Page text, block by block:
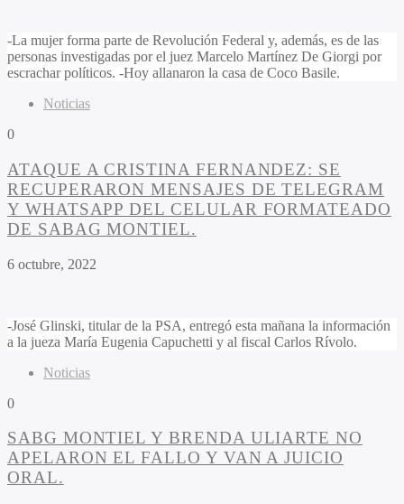
-La mujer forma parte de Revolución Federal y, además, es de las
personas investigadas por el juez Marcelo Martínez De Giorgi por
escrachar políticos. -Hoy allanaron la casa de Coco Basile.
Noticias
0
ATAQUE A CRISTINA FERNANDEZ: SE
RECUPERARON MENSAJES DE TELEGRAM
Y WHATSAPP DEL CELULAR FORMATEADO
DE SABAG MONTIEL.
6 octubre, 2022
-José Glinski, titular de la PSA, entregó esta mañana la información
a la jueza María Eugenia Capuchetti y al fiscal Carlos Rívolo.
Noticias
0
SABG MONTIEL Y BRENDA ULIARTE NO
APELARON EL FALLO Y VAN A JUICIO
ORAL.